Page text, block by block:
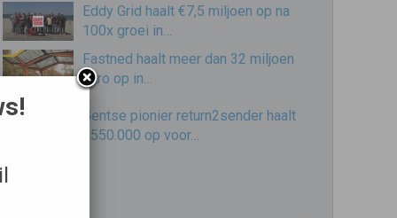
Eddy Grid haalt €7,5 miljoen op na
100x groei in…
Fastned haalt meer dan 32 miljoen
euro op in…
Gentse pionier return2sender haalt
€550.000 op voor…